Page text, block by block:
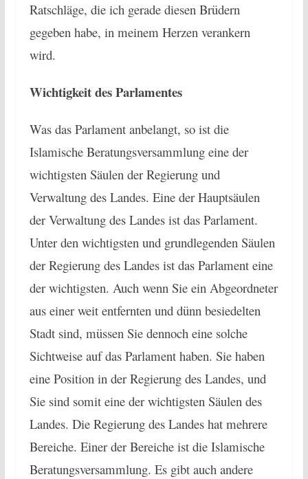
Ratschläge, die ich gerade diesen Brüdern
gegeben habe, in meinem Herzen verankern
wird.
Wichtigkeit des Parlamentes
Was das Parlament anbelangt, so ist die
Islamische Beratungsversammlung eine der
wichtigsten Säulen der Regierung und
Verwaltung des Landes. Eine der Hauptsäulen
der Verwaltung des Landes ist das Parlament.
Unter den wichtigsten und grundlegenden Säulen
der Regierung des Landes ist das Parlament eine
der wichtigsten. Auch wenn Sie ein Abgeordneter
aus einer weit entfernten und dünn besiedelten
Stadt sind, müssen Sie dennoch eine solche
Sichtweise auf das Parlament haben. Sie haben
eine Position in der Regierung des Landes, und
Sie sind somit eine der wichtigsten Säulen des
Landes. Die Regierung des Landes hat mehrere
Bereiche. Einer der Bereiche ist die Islamische
Beratungsversammlung. Es gibt auch andere